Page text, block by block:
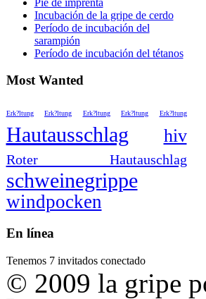
Incubación de la gripe de cerdo
Período de incubación del
sarampión
Período de incubación del tétanos
Most Wanted
Erk?ltung Erk?ltung Erk?ltung Erk?ltung Erk?ltung
Hautausschlag hiv
Roter Hautauschlag
schweinegrippe
windpocken
En línea
Tenemos 7 invitados conectado
© 2009 la gripe